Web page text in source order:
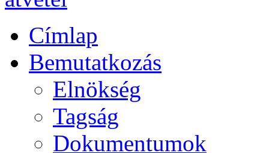
Címlap
Bemutatkozás
Elnökség
Tagság
Dokumentumok